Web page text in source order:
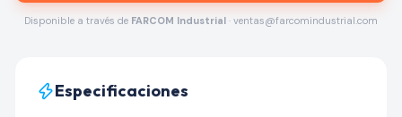
Disponible a través de FARCOM Industrial · ventas@farcomindustrial.com
Especificaciones